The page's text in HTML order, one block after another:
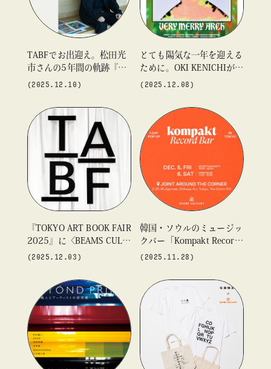
TABFでお出迎え。松田光
市さんの5年間の軌跡『幕
の内』と犬の似顔絵。
(2025.12.10)
とても陽気な一年を迎える
ために。OKI KENICHIが贈
る個展『VERY MERRY AR
ャート 高輪」にて開催
(2025.12.08)
『TOKYO ART BOOK FAIR
2025』に〈BEAMS CULT
UART〉が参加
(2025.12.03)
韓国・ソウルのミュージッ
クバー「Kompakt Record
Bar®」 1日限りのポップ
宿で開催
(2025.11.28)